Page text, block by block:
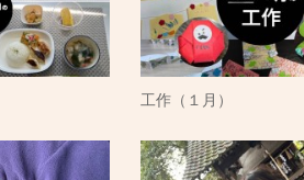
工作（１月）